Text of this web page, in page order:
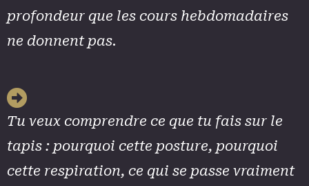
profondeur que les cours hebdomadaires
ne donnent pas.
Tu veux comprendre ce que tu fais sur le
tapis : pourquoi cette posture, pourquoi
cette respiration, ce qui se passe vraiment